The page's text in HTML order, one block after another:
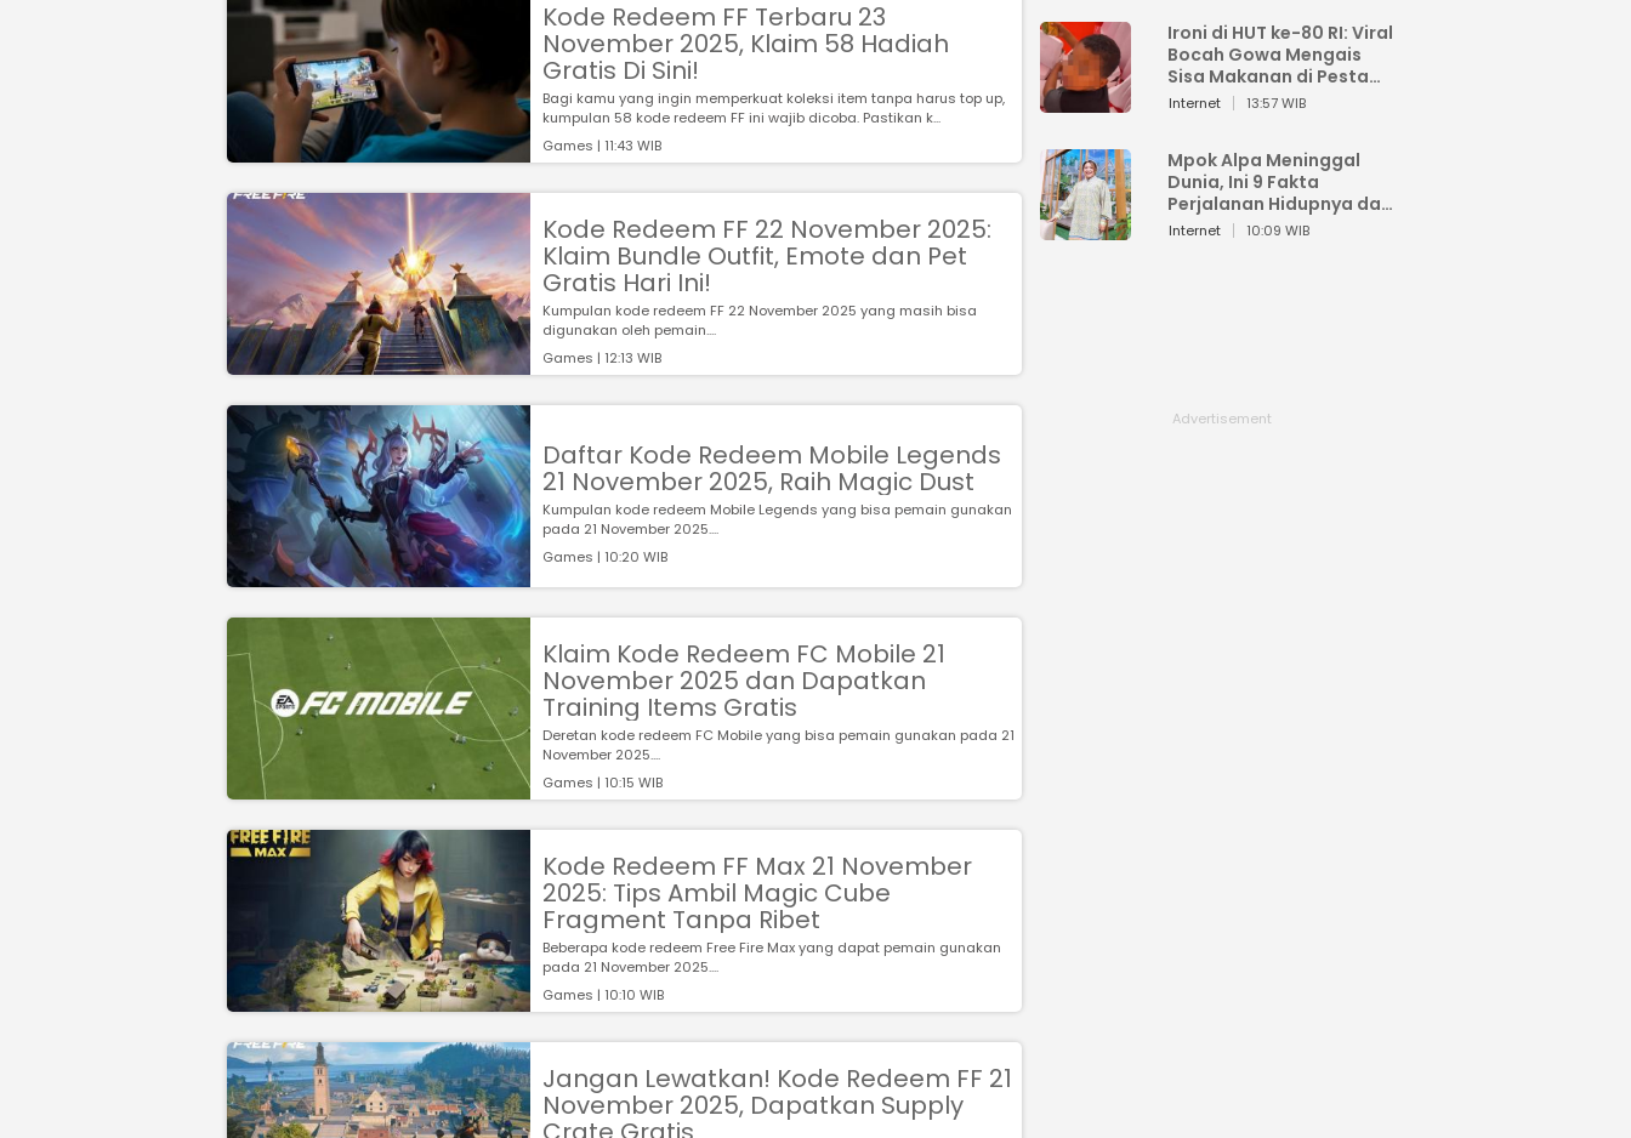
Kode Redeem FF Terbaru 23
November 2025, Klaim 58 Hadiah
Gratis Di Sini!
Bagi kamu yang ingin memperkuat koleksi item tanpa harus top up,
kumpulan 58 kode redeem FF ini wajib dicoba. Pastikan k...
Games | 11:43 WIB
Kode Redeem FF 22 November 2025:
Klaim Bundle Outfit, Emote dan Pet
Gratis Hari Ini!
Kumpulan kode redeem FF 22 November 2025 yang masih bisa
digunakan oleh pemain....
Games | 12:13 WIB
Daftar Kode Redeem Mobile Legends
21 November 2025, Raih Magic Dust
Kumpulan kode redeem Mobile Legends yang bisa pemain gunakan
pada 21 November 2025....
Games | 10:20 WIB
Klaim Kode Redeem FC Mobile 21
November 2025 dan Dapatkan
Training Items Gratis
Deretan kode redeem FC Mobile yang bisa pemain gunakan pada 21
November 2025....
Games | 10:15 WIB
Kode Redeem FF Max 21 November
2025: Tips Ambil Magic Cube
Fragment Tanpa Ribet
Beberapa kode redeem Free Fire Max yang dapat pemain gunakan
pada 21 November 2025....
Games | 10:10 WIB
Jangan Lewatkan! Kode Redeem FF 21
November 2025, Dapatkan Supply
Ironi di HUT ke-80 RI: Viral
Bocah Gowa Mengais
Sisa Makanan di Pesta
Kemerdekaan
Internet 13:57 WIB
Mpok Alpa Meninggal
Dunia, Ini 9 Fakta
Perjalanan Hidupnya dari
Viral hingga Puncak
Internet 10:09 WIB